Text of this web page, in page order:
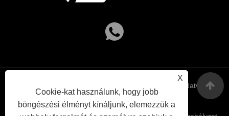
X
Cookie-kat használunk, hogy jobb
böngészési élményt kínáljunk, elemezzük a
Adatvédelmi